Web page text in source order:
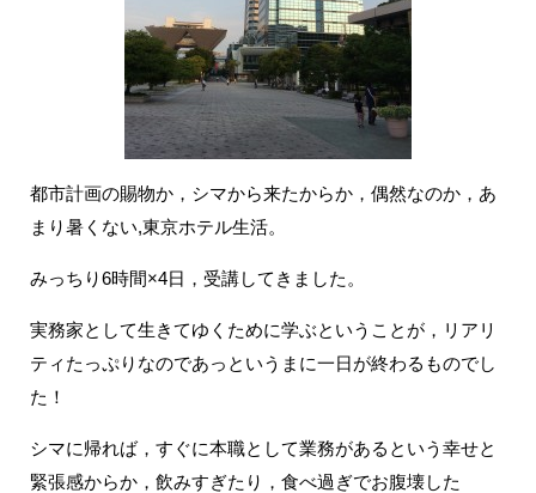
都市計画の賜物か，シマから来たからか，偶然なのか，あ
まり暑くない,東京ホテル生活。
みっちり6時間×4日，受講してきました。
実務家として生きてゆくために学ぶということが，リアリ
ティたっぷりなのであっというまに一日が終わるものでし
た！
シマに帰れば，すぐに本職として業務があるという幸せと
緊張感からか，飲みすぎたり，食べ過ぎでお腹壊した